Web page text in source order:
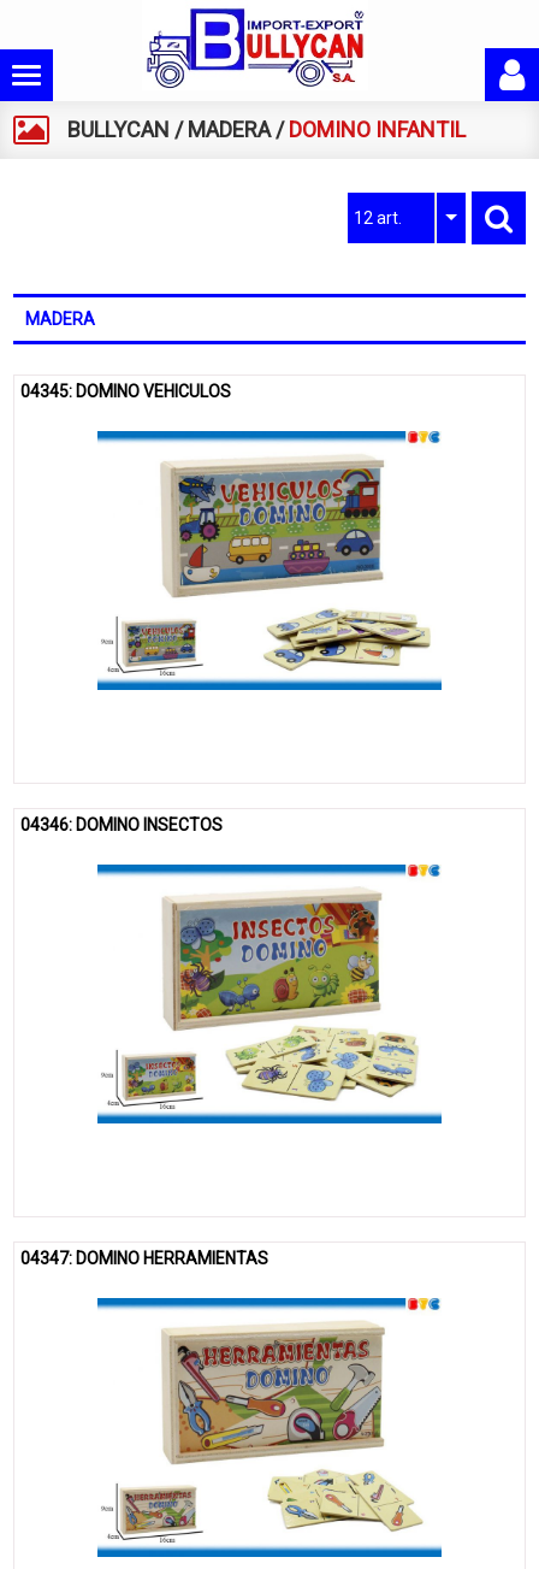
BULLYCAN / MADERA/ DOMINO INFANTIL
12 art.
MADERA
04345: DOMINO VEHICULOS
04346: DOMINO INSECTOS
04347: DOMINO HERRAMIENTAS